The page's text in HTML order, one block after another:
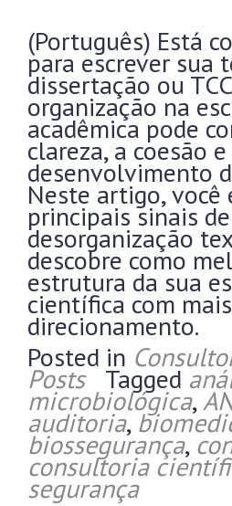
(Português) Está
para escrever sua
dissertação ou
organização na
acadêmica pode
clareza, a coesão
desenvolvimento
Neste artigo, você
principais sinais de
desorganização
descobre como
estrutura da sua
científica com
direcionamento.
Posted in
Posts Tagged
microbiológica,
auditoria,
biossegurança,
consultoria
segurança